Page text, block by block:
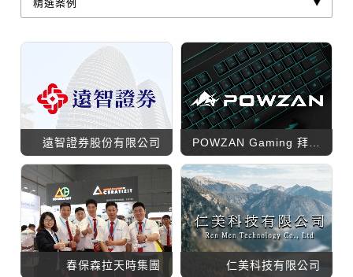
遠智證券股份有限公司 POWZAN Gaming 拜森電競
春保森拉天時集團 仁美科技有限公司